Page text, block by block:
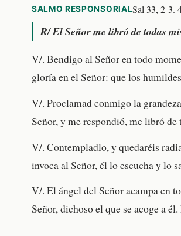
SALMO RESPONSORIALSal 33, 2-3.
R/El Señor me libró de todas
V/. Bendigo al Señor en todo
gloría en el Señor: que los
V/. Proclamad conmigo la
Señor, y me respondió, me libró de
V/. Contempladlo, y quedaréis
invoca al Señor, él lo escucha y lo
V/. El ángel del Señor acampa en
Señor, dichoso el que se acoge a él.